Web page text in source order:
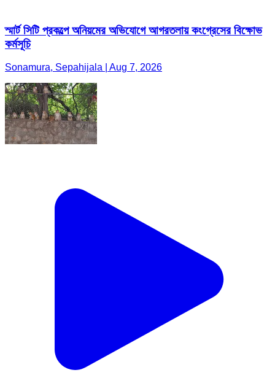
স্মার্ট সিটি প্রকল্পে অনিয়মের অভিযোগে আগরতলায় কংগ্রেসের বিক্ষোভ
কর্মসূচি
Sonamura, Sepahijala | Aug 7, 2026